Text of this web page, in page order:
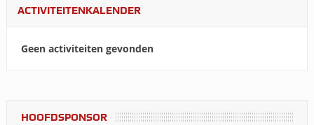
ACTIVITEITENKALENDER
Geen activiteiten gevonden
HOOFDSPONSOR